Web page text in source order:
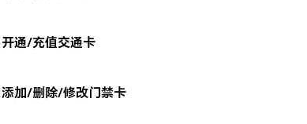
通/充值交通卡
加/删除/修改门禁卡